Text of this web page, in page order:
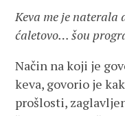
Keva me je naterala
ćaletovo… šou
Način na koji je
keva, govorio je
prošlosti,